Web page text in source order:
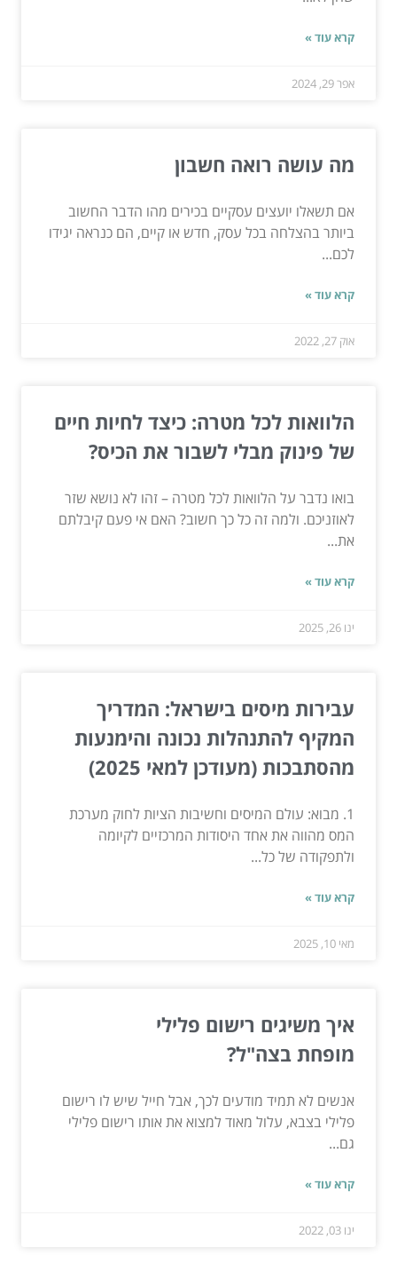
קרא עוד »
אפר 29, 2024
מה עושה רואה חשבון
אם תשאלו יועצים עסקיים בכירים מהו הדבר החשוב
ביותר בהצלחה בכל עסק, חדש או קיים, הם כנראה יגידו
לכם...
קרא עוד »
אוק 27, 2022
הלוואות לכל מטרה: כיצד לחיות חיים
של פינוק מבלי לשבור את הכיס?
בואו נדבר על הלוואות לכל מטרה – זהו לא נושא שזר
לאוזניכם. ולמה זה כל כך חשוב? האם אי פעם קיבלתם
את...
קרא עוד »
ינו 26, 2025
עבירות מיסים בישראל: המדריך
המקיף להתנהלות נכונה והימנעות
מהסתבכות (מעודכן למאי 2025)
1. מבוא: עולם המיסים וחשיבות הציות לחוק מערכת
המס מהווה את אחד היסודות המרכזיים לקיומה
ולתפקודה של כל...
קרא עוד »
מאי 10, 2025
איך משיגים רישום פלילי
מופחת בצה"ל?
אנשים לא תמיד מודעים לכך, אבל חייל שיש לו רישום
פלילי בצבא, עלול מאוד למצוא את אותו רישום פלילי
גם...
קרא עוד »
ינו 03, 2022